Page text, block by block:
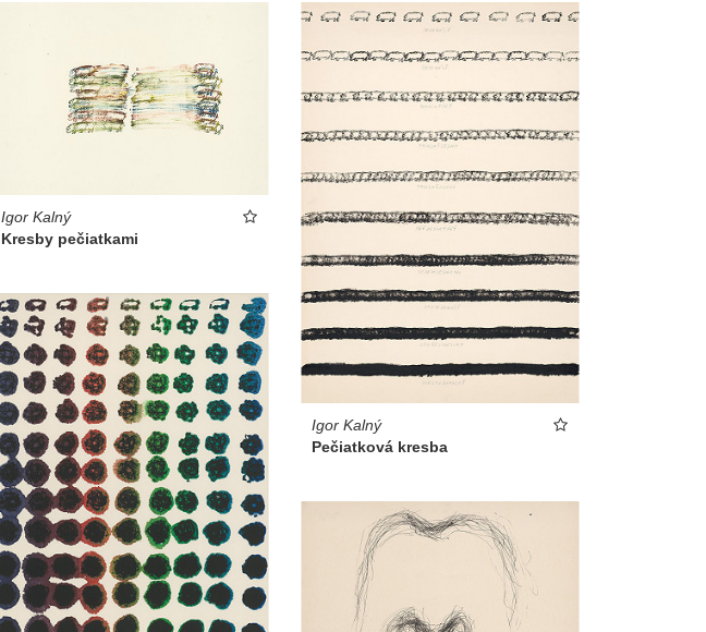
Igor Kalný
Kresby pečiatkami
Igor Kalný
Pečiatková kresba